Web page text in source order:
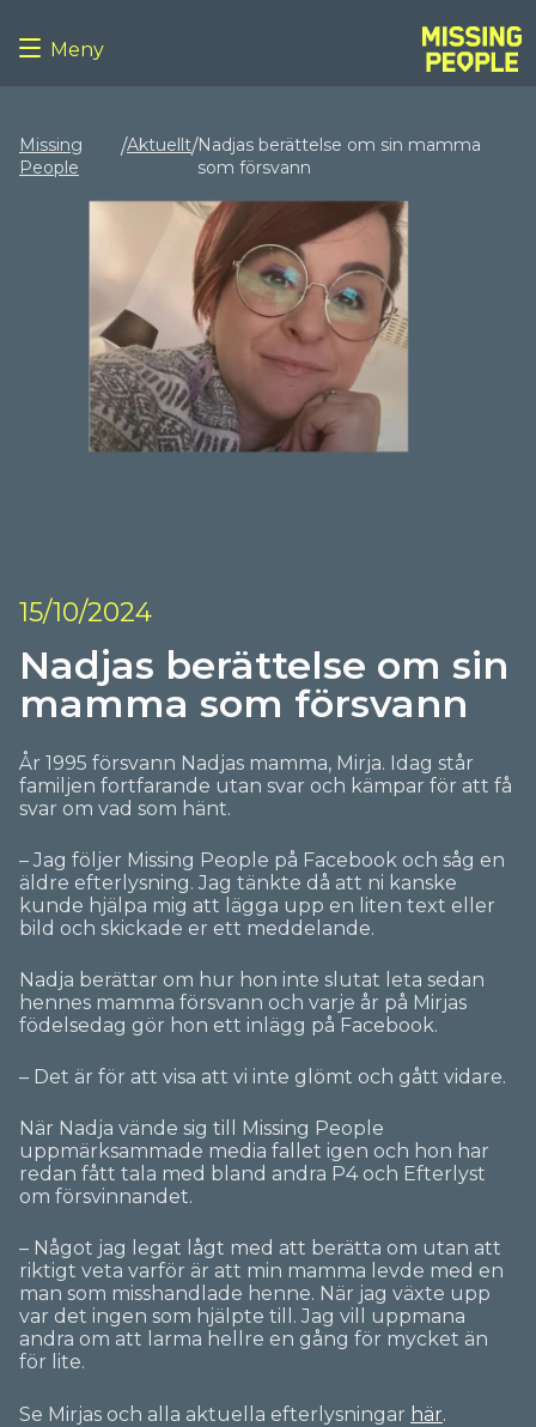
Meny
Missing
People
/Aktuellt/Nadjas berättelse om sin mamma
som försvann
15/10/2024
Nadjas berättelse om sin
mamma som försvann
År 1995 försvann Nadjas mamma, Mirja. Idag står
familjen fortfarande utan svar och kämpar för att få
svar om vad som hänt.
– Jag följer Missing People på Facebook och såg en
äldre efterlysning. Jag tänkte då att ni kanske
kunde hjälpa mig att lägga upp en liten text eller
bild och skickade er ett meddelande.
Nadja berättar om hur hon inte slutat leta sedan
hennes mamma försvann och varje år på Mirjas
födelsedag gör hon ett inlägg på Facebook.
– Det är för att visa att vi inte glömt och gått vidare.
När Nadja vände sig till Missing People
uppmärksammade media fallet igen och hon har
redan fått tala med bland andra P4 och Efterlyst
om försvinnandet.
– Något jag legat lågt med att berätta om utan att
riktigt veta varför är att min mamma levde med en
man som misshandlade henne. När jag växte upp
var det ingen som hjälpte till. Jag vill uppmana
andra om att larma hellre en gång för mycket än
för lite.
Se Mirjas och alla aktuella efterlysningar här.